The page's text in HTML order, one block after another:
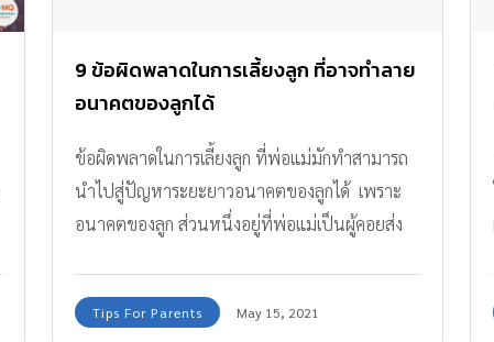
9 ข้อผิดพลาดในการเลี้ยงลูก ที่อาจทำลาย
อนาคตของลูกได้
ข้อผิดพลาดในการเลี้ยงลูก ที่พ่อแม่มักทำสามารถ
นำไปสู่ปัญหาระยะยาวอนาคตของลูกได้ เพราะ
อนาคตของลูก ส่วนหนึ่งอยู่ที่พ่อแม่เป็นผู้คอยส่ง
Tips For Parents May 15, 2021